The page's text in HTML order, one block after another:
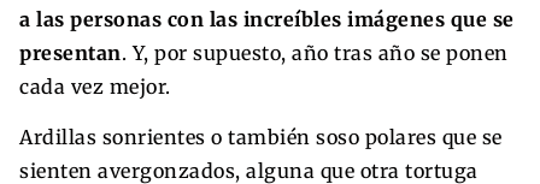
a las personas con las increíbles imágenes que se
presentan. Y, por supuesto, año tras año se ponen
cada vez mejor.
Ardillas sonrientes o también soso polares que se
sienten avergonzados, alguna que otra tortuga